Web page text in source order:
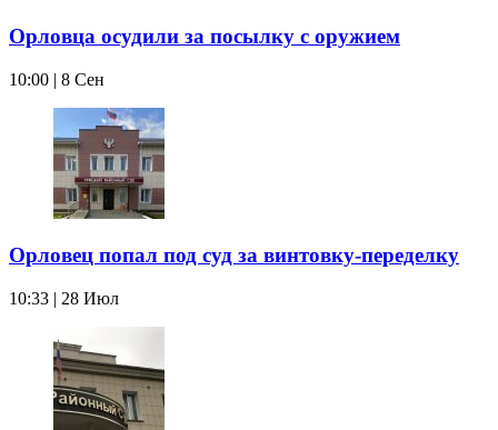
Орловца осудили за посылку с оружием
10:00 | 8 Сен
Орловец попал под суд за винтовку-переделку
10:33 | 28 Июл